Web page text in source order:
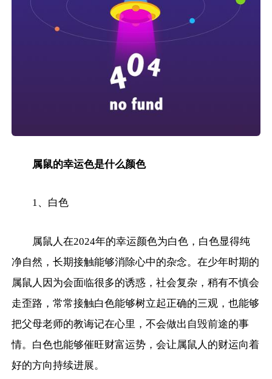
属鼠的幸运色是什么颜色
1、白色
属鼠人在2024年的幸运颜色为白色，白色显得纯
净自然，长期接触能够消除心中的杂念。在少年时期的
属鼠人因为会面临很多的诱惑，社会复杂，稍有不慎会
走歪路，常常接触白色能够树立起正确的三观，也能够
把父母老师的教诲记在心里，不会做出自毁前途的事
情。白色也能够催旺财富运势，会让属鼠人的财运向着
好的方向持续进展。